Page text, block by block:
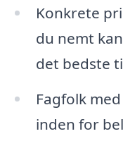
Konkrete
du nemt
det bedste
Fagfolk
inden for